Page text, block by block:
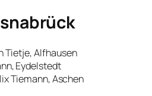
Tietje, Alfhausen
Eydelstedt
Tiemann, Aschen